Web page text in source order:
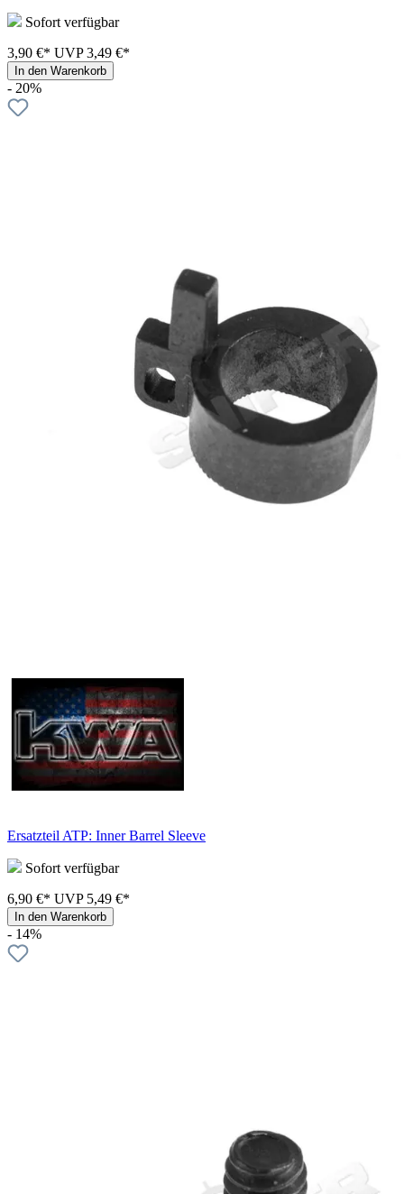
Sofort verfügbar
3,90 €* UVP 3,49 €*
In den Warenkorb
- 20%
Ersatzteil ATP: Inner Barrel Sleeve
Sofort verfügbar
6,90 €* UVP 5,49 €*
In den Warenkorb
- 14%